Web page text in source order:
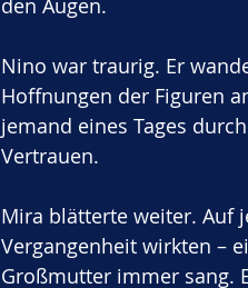
den Augen.
Nino war traurig. Er
Hoffnungen der Figuren
jemand eines Tages
Vertrauen.
Mira blätterte weiter. Auf
Vergangenheit wirkten –
Großmutter immer sang.